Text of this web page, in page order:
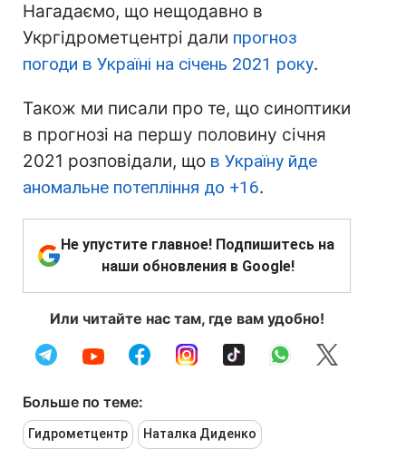
Нагадаємо, що нещодавно в
Укргідрометцентрі дали прогноз
погоди в Україні на січень 2021 року.
Також ми писали про те, що синоптики
в прогнозі на першу половину січня
2021 розповідали, що в Україну йде
аномальне потепління до +16.
Не упустите главное! Подпишитесь на
наши обновления в Google!
Или читайте нас там, где вам удобно!
Больше по теме:
Гидрометцентр Наталка Диденко